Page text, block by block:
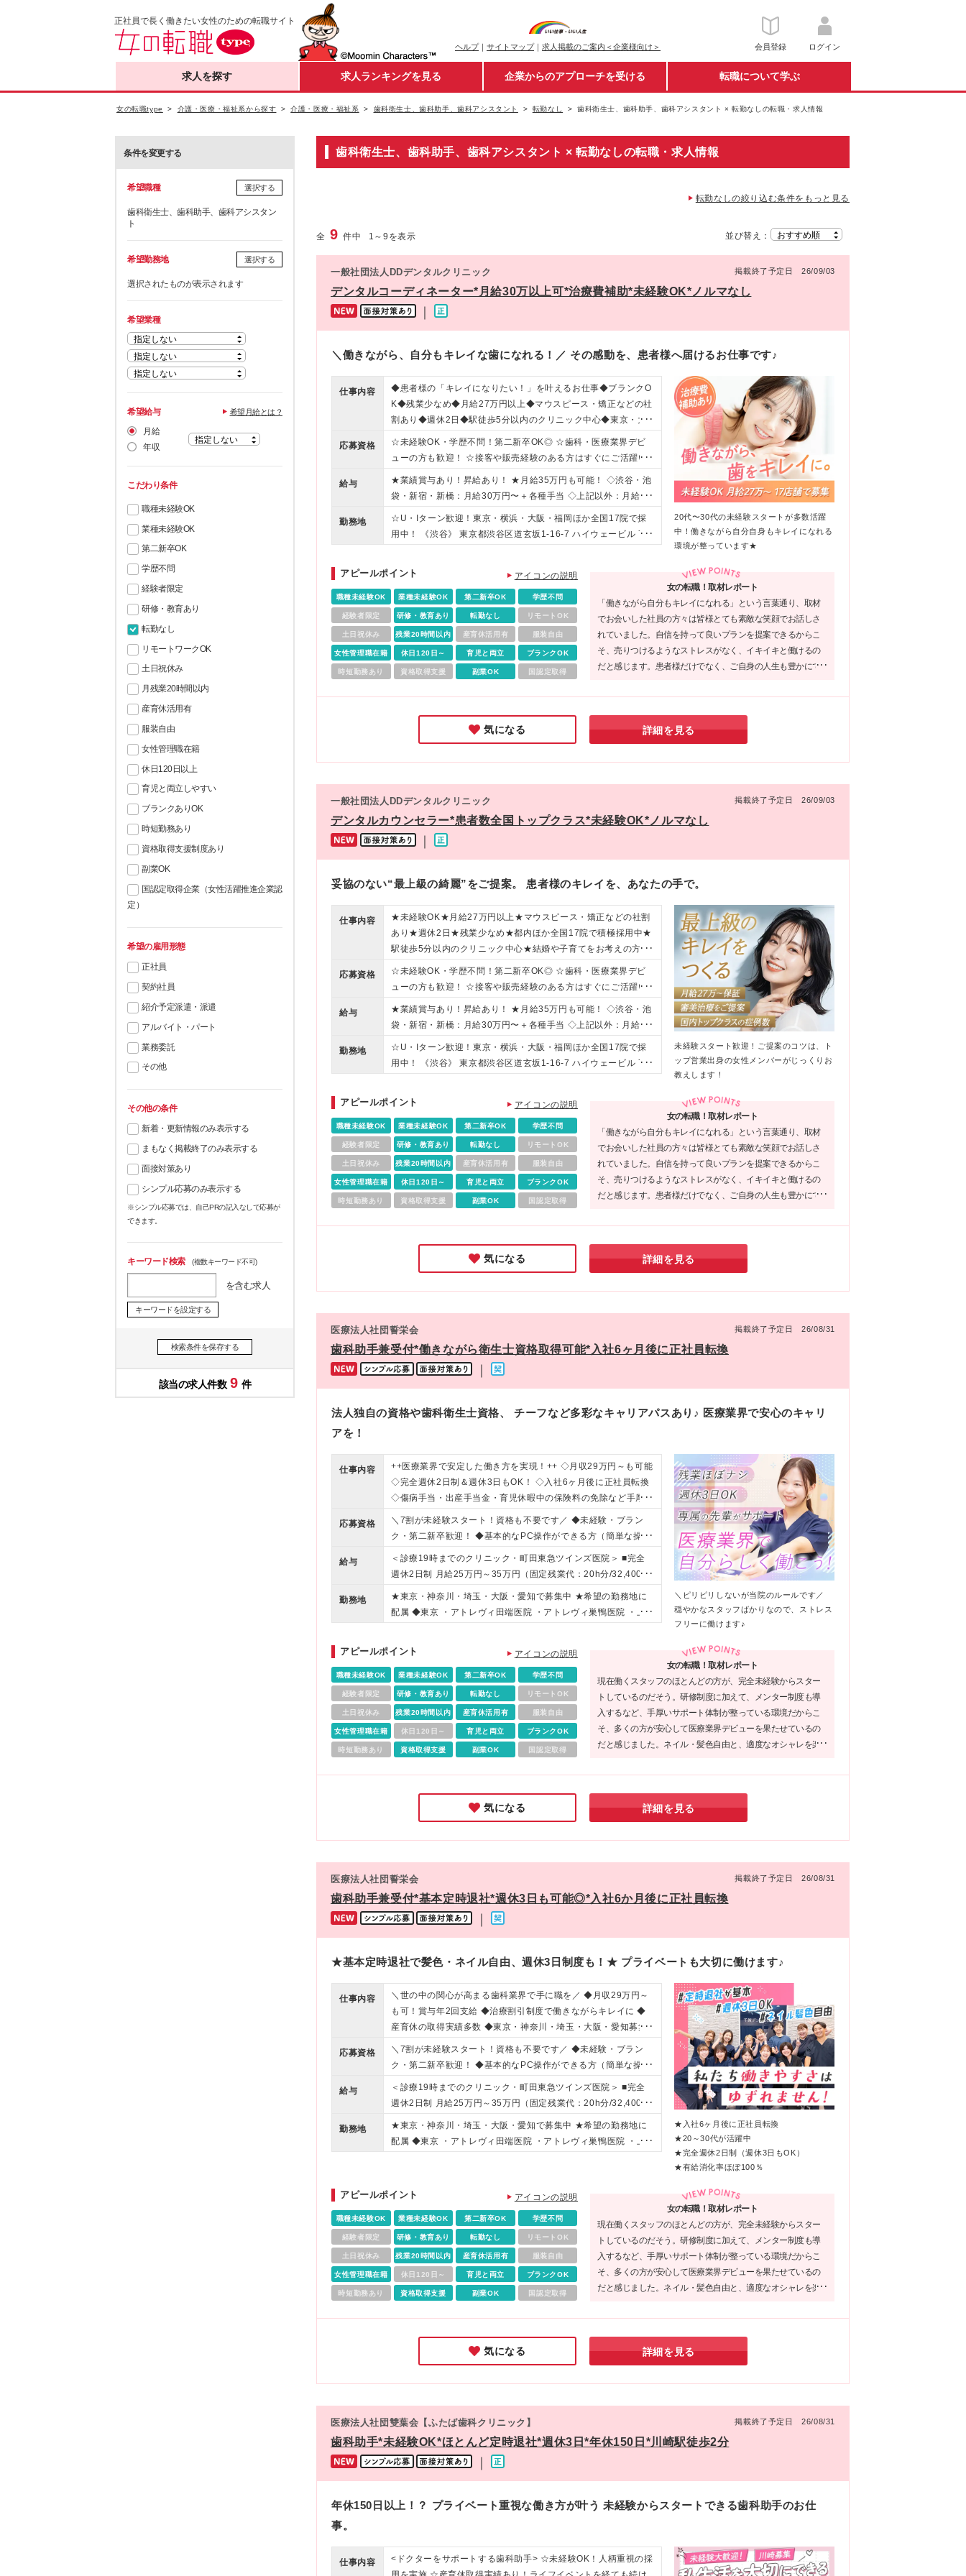
正社員で長く働きたい女性のための転職サイト
ヘルプ｜ サイトマップ｜ 求人掲載のご案内＜企業様向け＞ 会員登録 ログイン
求人を探す 求人ランキングを見る 企業からのアプローチを受ける 転職について学ぶ
女の転職type 介護・医療・福祉系から探す 介護・医療・福祉系 歯科衛生士、歯科助手、歯科アシスタント 転勤なし 歯科衛生士、歯科助手、歯科アシスタント × 転勤なしの転職・求人情報
条件を変更する
希望職種 選択する
歯科衛生士、歯科助手、歯科アシスタン
ト
希望勤務地 選択する
選択されたものが表示されます
希望業種
希望給与 希望月給とは？
月給
年収
こだわり条件
職種未経験OK
業種未経験OK
第二新卒OK
学歴不問
経験者限定
研修・教育あり
転勤なし
リモートワークOK
土日祝休み
月残業20時間以内
産育休活用有
服装自由
女性管理職在籍
休日120日以上
育児と両立しやすい
ブランクありOK
時短勤務あり
資格取得支援制度あり
副業OK
国認定取得企業（女性活躍推進企業認
定）
希望の雇用形態
正社員
契約社員
紹介予定派遣・派遣
アルバイト・パート
業務委託
その他
その他の条件
新着・更新情報のみ表示する
まもなく掲載終了のみ表示する
面接対策あり
シンプル応募のみ表示する
※シンプル応募では、自己PRの記入なしで応募が
できます。
キーワード検索(複数キーワード不可)
を含む求人
キーワードを設定する
検索条件を保存する
9
歯科衛生士、歯科助手、歯科アシスタント × 転勤なしの転職・求人情報
転勤なしの絞り込む条件をもっと見る
全9 件中 1 ～9 を表示 並び替え：
一般社団法人DDデンタルクリニック 掲載終了予定日 26/09/03
デンタルコーディネーター*月給30万以上可*治療費補助*未経験OK*ノルマなし
＼働きながら、自分もキレイな歯になれる！／ その感動を、患者様へ届けるお仕事です♪
仕事内容
◆患者様の「キレイになりたい！」を叶えるお仕事◆ブランクO
K◆残業少なめ◆月給27万円以上◆マウスピース・矯正などの社
割あり◆週休2日◆駅徒歩5分以内のクリニック中心◆東京・大
阪・福岡ほか17院で募集中！
応募資格
☆未経験OK・学歴不問！第二新卒OK◎ ☆歯科・医療業界デビ
ューの方も歓迎！ ☆接客や販売経験のある方はすぐにご活躍い
ただけます！ ☆おだやかなメンバーが活躍中！腰を据えて働け
る環境です♪ ◆基本的なPC操作ができる方 ▼こんな方にピッタ
リです ◇「綺麗になりたい」という想いを応援したい方 ◇人に
喜ばれる提案がしたい方 ◇様々な知識を吸収して成長したい方
◇変化を楽しめる柔軟性がある方 ◇販売や営業などの接客経験
給与
★業績賞与あり！昇給あり！ ★月給35万円も可能！ ◇渋谷・池
袋・新宿・新橋：月給30万円〜＋各種手当 ◇上記以外：月給27
万円〜＋各種手当 ※通勤手当は実費支給いたします（上限30,00
0円／月） ※試用期間4ヵ月あり。期間中の条件・待遇に差異は
ありません ※月給には固定残業代（25時間分／渋谷・池袋・新
過分は別途支給 ※実際の残業は月平均10時間程です（着替えも
含む）
勤務地
☆U・Iターン歓迎！東京・横浜・大阪・福岡ほか全国17院で採
用中！ 《渋谷》 東京都渋谷区道玄坂1-16-7 ハイウェービル 7F
区新橋2-2-5 丸山ビル4階 《吉祥寺》 東京都武蔵野市吉祥寺本町
1-8-2 吉祥寺西ビルB1F 《八王子》 東京都八王子市横山町14-8
黒喜ビル2F など ☆お住まい・ご希望をもとに決定します ☆募
集中の全クリニック情報は【詳細・交通】をCHECK！ (変更の
範囲)上記を除く当社関連勤務地 【出張について】 様々な経験を
積んでいただくため、事前相談を行ったうえで他クリニックへの
出張をお願いする場合があります。 ※出張の際は出張手当（1日
20代〜30代の未経験スタートが多数活躍
中！働きながら自分自身もキレイになれる
環境が整っています★
アピールポイント アイコンの説明
職種未経験OK 業種未経験OK 第二新卒OK 学歴不問
経験者限定 研修・教育あり 転勤なし リモートOK
土日祝休み 残業20時間以内 産育休活用有 服装自由
女性管理職在籍 休日120日～ 育児と両立 ブランクOK
時短勤務あり 資格取得支援 副業OK 国認定取得
女の転職！取材レポート
「働きながら自分もキレイになれる」という言葉通り、取材
でお会いした社員の方々は皆様とても素敵な笑顔でお話しさ
れていました。自信を持って良いプランを提案できるからこ
そ、売りつけるようなストレスがなく、イキイキと働けるの
だと感じます。患者様だけでなく、ご自身の人生も豊かにで
気になる 詳細を見る
一般社団法人DDデンタルクリニック 掲載終了予定日 26/09/03
デンタルカウンセラー*患者数全国トップクラス*未経験OK*ノルマなし
妥協のない“最上級の綺麗”をご提案。 患者様のキレイを、あなたの手で。
仕事内容
★未経験OK★月給27万円以上★マウスピース・矯正などの社割
あり★週休2日★残業少なめ★都内ほか全国17院で積極採用中★
駅徒歩5分以内のクリニック中心★結婚や子育てをお考えの方も
歓迎します♪
応募資格
☆未経験OK・学歴不問！第二新卒OK◎ ☆歯科・医療業界デビ
ューの方も歓迎！ ☆接客や販売経験のある方はすぐにご活躍い
ただけます！ ☆おだやかなメンバーが活躍中！腰を据えて働け
る環境です♪ ◆基本的なPC操作ができる方 ▼こんな方にピッタ
リです ◇「綺麗になりたい」という想いを応援したい方 ◇人に
喜ばれる提案がしたい方 ◇様々な知識を吸収して成長したい方
◇変化を楽しめる柔軟性がある方 ◇販売や営業などの接客経験
給与
★業績賞与あり！昇給あり！ ★月給35万円も可能！ ◇渋谷・池
袋・新宿・新橋：月給30万円〜＋各種手当 ◇上記以外：月給27
万円〜＋各種手当 ※通勤手当は実費支給いたします（上限30,00
0円／月） ※試用期間4ヵ月あり。期間中の条件・待遇に差異は
ありません ※月給には固定残業代（25時間分／渋谷・池袋・新
過分は別途支給 ※実際の残業は月平均10時間程です（着替えも
含む）
勤務地
☆U・Iターン歓迎！東京・横浜・大阪・福岡ほか全国17院で採
用中！ 《渋谷》 東京都渋谷区道玄坂1-16-7 ハイウェービル 7F
区新橋2-2-5 丸山ビル4階 《吉祥寺》 東京都武蔵野市吉祥寺本町
1-8-2 吉祥寺西ビルB1F 《八王子》 東京都八王子市横山町14-8
黒喜ビル2F など ☆お住まい・ご希望をもとに決定します ☆募
集中の全クリニック情報は【詳細・交通】をCHECK！ (変更の
範囲)上記を除く当社関連勤務地 【出張について】 様々な経験を
積んでいただくため、事前相談を行ったうえで他クリニックへの
出張をお願いする場合があります。 ※出張の際は出張手当（1日
未経験スタート歓迎！ご提案のコツは、ト
ップ営業出身の女性メンバーがじっくりお
教えします！
アピールポイント アイコンの説明
職種未経験OK 業種未経験OK 第二新卒OK 学歴不問
経験者限定 研修・教育あり 転勤なし リモートOK
土日祝休み 残業20時間以内 産育休活用有 服装自由
女性管理職在籍 休日120日～ 育児と両立 ブランクOK
時短勤務あり 資格取得支援 副業OK 国認定取得
女の転職！取材レポート
「働きながら自分もキレイになれる」という言葉通り、取材
でお会いした社員の方々は皆様とても素敵な笑顔でお話しさ
れていました。自信を持って良いプランを提案できるからこ
そ、売りつけるようなストレスがなく、イキイキと働けるの
だと感じます。患者様だけでなく、ご自身の人生も豊かにで
気になる 詳細を見る
医療法人社団誓栄会 掲載終了予定日 26/08/31
歯科助手兼受付*働きながら衛生士資格取得可能*入社6ヶ月後に正社員転換
法人独自の資格や歯科衛生士資格、 チーフなど多彩なキャリアパスあり♪ 医療業界で安心のキャリ
アを！
仕事内容
++医療業界で安定した働き方を実現！++ ◇月収29万円～も可能
◇完全週休2日制＆週休3日もOK！ ◇入社6ヶ月後に正社員転換
◇傷病手当・出産手当金・育児休暇中の保険料の免除など手厚い
手当あり
応募資格
＼7割が未経験スタート！資格も不要です／ ◆未経験・ブラン
ク・第二新卒歓迎！ ◆基本的なPC操作ができる方（簡単な操作
ができればOKです！） ◆学歴不問 一つひとつ丁寧に教えるの
で、「初めてでも安心」と好評！ 経験者・ブランク明けの方も
もちろん大歓迎です◎ ＊＊契約期間について＊＊ ・契約更新
有（満了時に判断） ・更新上限 無 ★有期雇用契約期間であっ
ても給与は同額、 各種保険にも加入可能ですのでご安心くださ
給与
＜診療19時までのクリニック・町田東急ツインズ医院＞ ■完全
週休2日制 月給25万円～35万円（固定残業代：20h分/32,400円
～・精皆勤手当10,000円を含む） ■週休3日制 月給20万1000円
～30万円（固定残業代：16h分/25,800円～・精皆勤手当8,000
円を含む） ＜診療20時までのクリニック＞ ■完全週休2日制 月
皆勤手当10,000円を含む） ■週休3日制 月給22万1000円～30万
円（固定残業代：24h分/40,000円～・精皆勤手当8,000円を含
む） ☆診療時間の詳細は、勤務地の項目よりご確認ください ＊
給与は経験・能力を考慮して決定 ＊ 試用期間3ヶ月、給与変動
なし（延長の場合あり） ＊ 入職後6ヶ月間は有期雇用・以降は
無期雇用契約 ※固定残業手当は、残業の有無にかかわらず支
給。超過分は別途法定通り支給 ※固定残業時間は固定残業代の
手当 15,000円（規定あり）※土日両方ご出勤の固定シフトの場
合 ◎交通費上限2万円まで支給 ※相談可 ■ 賞与：年2回 ＊ 初年
給：年1回（実績・医院業績による）
勤務地
★東京・神奈川・埼玉・大阪・愛知で募集中 ★希望の勤務地に
配属 ◆東京 ・アトレヴィ田端医院 ・アトレヴィ巣鴨医院 ・上
駅東口医院 （※） ・ヨドバシ吉祥寺医院 ・町田東急ツインズ医
院 ・八王子オクトーレ医院 ・綾瀬駅前歯科医院 ・大井町トラッ
クス医院（※） ◆神奈川 ・シャル鶴見医院 ・ボーノ相模大野医
院 ・ららぽーと海老名医院 ・ウィングキッチン京急川崎医院 ・
横浜駅前医院（仮称）※2026年9月オープン予定/7月より勤務可
能（※） ◆埼玉 ・まるひろ南浦和医院 ・浦和パルコ医院 ・イ
オンモール川口前川医院 ・大宮アルシェ医院（※） ・かわぐち
ありません ※（変更の範囲）上記を除く変更はなし （※）のク
リニックは診療20時まで。その他は診療19時までとなり、給与
＼ピリピリしないが当院のルールです／
穏やかなスタッフばかりなので、ストレス
フリーに働けます♪
アピールポイント アイコンの説明
職種未経験OK 業種未経験OK 第二新卒OK 学歴不問
経験者限定 研修・教育あり 転勤なし リモートOK
土日祝休み 残業20時間以内 産育休活用有 服装自由
女性管理職在籍 休日120日～ 育児と両立 ブランクOK
時短勤務あり 資格取得支援 副業OK 国認定取得
女の転職！取材レポート
現在働くスタッフのほとんどの方が、完全未経験からスター
トしているのだそう。研修制度に加えて、メンター制度も導
入するなど、手厚いサポート体制が整っている環境だからこ
そ、多くの方が安心して医療業界デビューを果たせているの
だと感じました。ネイル・髪色自由と、適度なオシャレを楽
やすさも兼ね備えており、将来を見据えて働きたい方には、
ピッタリな環境です！
気になる 詳細を見る
医療法人社団誓栄会 掲載終了予定日 26/08/31
歯科助手兼受付*基本定時退社*週休3日も可能◎*入社6か月後に正社員転換
★基本定時退社で髪色・ネイル自由、週休3日制度も！★ プライベートも大切に働けます♪
仕事内容
＼世の中の関心が高まる歯科業界で手に職を／ ◆月収29万円～
も可！賞与年2回支給 ◆治療割引制度で働きながらキレイに ◆
産育休の取得実績多数 ◆東京・神奈川・埼玉・大阪・愛知募集
／駅チカ医院多数♪
応募資格
＼7割が未経験スタート！資格も不要です／ ◆未経験・ブラン
ク・第二新卒歓迎！ ◆基本的なPC操作ができる方（簡単な操作
ができればOKです！） ◆学歴不問 一つひとつ丁寧に教えるの
で、「初めてでも安心」と好評！ 経験者・ブランク明けの方も
もちろん大歓迎です◎ ＊＊契約期間について＊＊ ・契約更新
有（満了時に判断） ・更新上限 無 ★有期雇用契約期間であっ
ても給与は同額、 各種保険にも加入可能ですのでご安心くださ
給与
＜診療19時までのクリニック・町田東急ツインズ医院＞ ■完全
週休2日制 月給25万円～35万円（固定残業代：20h分/32,400円
～・精皆勤手当10,000円を含む） ■週休3日制 月給20万1000円
～30万円（固定残業代：16h分/25,800円～・精皆勤手当8,000
円を含む） ＜診療20時までのクリニック＞ ■完全週休2日制 月
円（固定残業代：24h分/40,000円～・精皆勤手当8,000円を含
む） ☆診療時間の詳細は、勤務地の項目よりご確認ください ＊
給与は経験・能力を考慮して決定 ＊ 試用期間3ヶ月、給与変動
なし（延長の場合あり） ＊ 入職後6ヶ月間は有期雇用・以降は
無期雇用契約 ※固定残業手当は、残業の有無にかかわらず支
給。超過分は別途法定通り支給 ※固定残業時間は固定残業代の
算出根拠を示すもので、毎月の残業時間の目安ではありません。
合 ◎交通費上限2万円まで支給 ※相談可 ■ 賞与：年2回 ＊ 初年
度は入職時期や貢献度に応じて支給 ＊ 昨年実績 2ヶ月／年 ■ 昇
勤務地
★東京・神奈川・埼玉・大阪・愛知で募集中 ★希望の勤務地に
配属 ◆東京 ・アトレヴィ田端医院 ・アトレヴィ巣鴨医院 ・上
駅東口医院 （※） ・ヨドバシ吉祥寺医院 ・町田東急ツインズ医
院 ・八王子オクトーレ医院 ・綾瀬駅前歯科医院 ・大井町トラッ
クス医院（※） ◆神奈川 ・シャル鶴見医院 ・ボーノ相模大野医
院 ・ららぽーと海老名医院 ・ウィングキッチン京急川崎医院 ・
横浜駅前医院（仮称）※2026年9月オープン予定/7月より勤務可
能（※） ◆埼玉 ・まるひろ南浦和医院 ・浦和パルコ医院 ・イ
オンモール川口前川医院 ・大宮アルシェ医院（※） ・かわぐち
キャスティ駅前デンタルクリニック ◆愛知 ・名古屋パルコ医院
リニックは診療20時まで。その他は診療19時までとなり、給与
が異なります 町田東急ツインズ医院のみ、診療19時半までとな
★入社6ヶ月後に正社員転換
★20～30代が活躍中
★完全週休2日制（週休3日もOK）
★有給消化率ほぼ100％
アピールポイント アイコンの説明
職種未経験OK 業種未経験OK 第二新卒OK 学歴不問
経験者限定 研修・教育あり 転勤なし リモートOK
土日祝休み 残業20時間以内 産育休活用有 服装自由
女性管理職在籍 休日120日～ 育児と両立 ブランクOK
時短勤務あり 資格取得支援 副業OK 国認定取得
女の転職！取材レポート
現在働くスタッフのほとんどの方が、完全未経験からスター
トしているのだそう。研修制度に加えて、メンター制度も導
入するなど、手厚いサポート体制が整っている環境だからこ
そ、多くの方が安心して医療業界デビューを果たせているの
だと感じました。ネイル・髪色自由と、適度なオシャレを楽
やすさも兼ね備えており、将来を見据えて働きたい方には、
ピッタリな環境です！
気になる 詳細を見る
医療法人社団雙葉会【ふたば歯科クリニック】 掲載終了予定日 26/08/31
歯科助手*未経験OK*ほとんど定時退社*週休3日*年休150日*川崎駅徒歩2分
年休150日以上！？ プライベート重視な働き方が叶う 未経験からスタートできる歯科助手のお仕
事。
仕事内容
<ドクターをサポートする歯科助手> ☆未経験OK！人柄重視の採